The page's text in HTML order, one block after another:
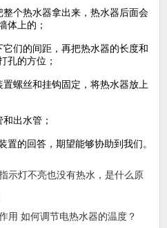
个热水器拿出来，热水器后面会
体上的；
们的间距，再把热水器的长度和
孔的方位；
螺丝和挂钩固定，将热水器放上
出水管；
的回答，期望能够协助到我们。
示灯不亮也没有热水，是什么原
用 如何调节电热水器的温度？